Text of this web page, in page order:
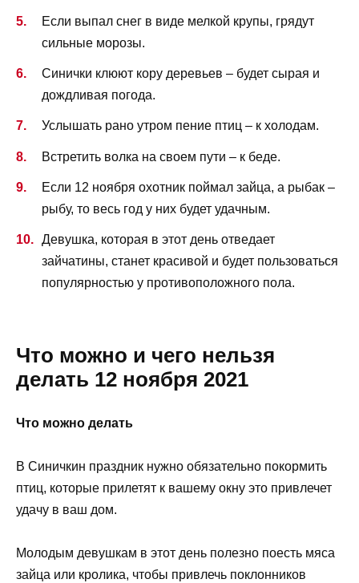
Если выпал снег в виде мелкой крупы, грядут
сильные морозы.
Синички клюют кору деревьев – будет сырая и
дождливая погода.
Услышать рано утром пение птиц – к холодам.
Встретить волка на своем пути – к беде.
Если 12 ноября охотник поймал зайца, а рыбак –
рыбу, то весь год у них будет удачным.
Девушка, которая в этот день отведает
зайчатины, станет красивой и будет пользоваться
популярностью у противоположного пола.
Что можно и чего нельзя
делать 12 ноября 2021
Что можно делать
В Синичкин праздник нужно обязательно покормить
птиц, которые прилетят к вашему окну это привлечет
удачу в ваш дом.
Молодым девушкам в этот день полезно поесть мяса
зайца или кролика, чтобы привлечь поклонников